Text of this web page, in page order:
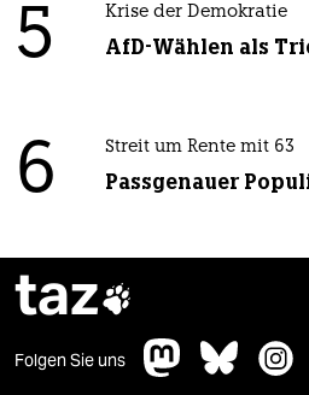
5 Krise der Demokratie
AfD-Wählen als
6 Streit um Rente mit 63
Passgenauer
taz
Folgen Sie uns